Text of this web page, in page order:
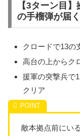
【3ターン目
の手榴弾が届く
クロードで13の
高台の上からク
援軍の突撃兵で
クリア
敵本拠点前にい